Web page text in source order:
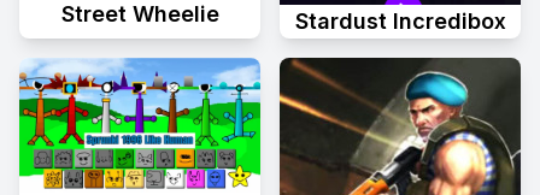
Street Wheelie Stardust Incredibox